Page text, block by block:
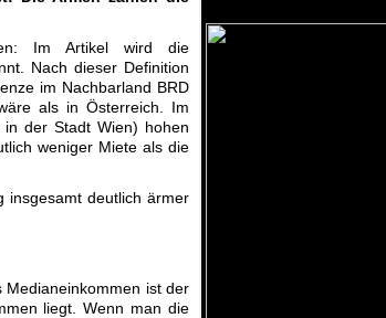
Im Artikel wird die
Nach dieser Definition
im Nachbarland BRD
als in Österreich. Im
der Stadt Wien) hohen
weniger Miete als die
insgesamt deutlich ärmer
Medianeinkommen ist der
liegt. Wenn man die